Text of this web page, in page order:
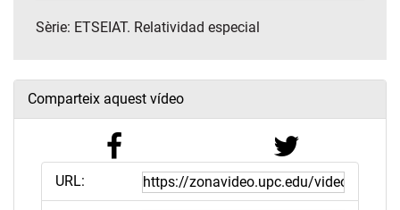
Sèrie: ETSEIAT. Relatividad especial
Comparteix aquest vídeo
URL: